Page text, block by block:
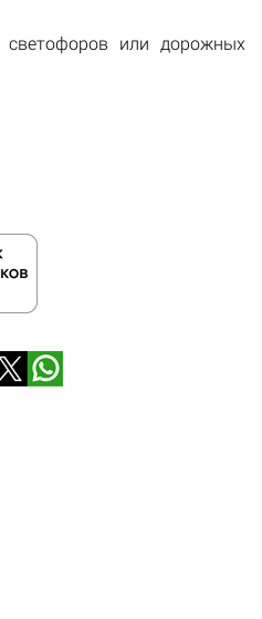
светофоров или дорожных